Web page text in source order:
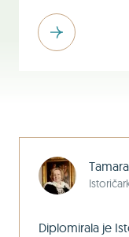
Diplomirala je